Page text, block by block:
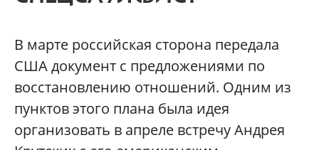
В марте российская сторона передала
США документ с предложениями по
восстановлению отношений. Одним из
пунктов этого плана была идея
организовать в апреле встречу Андрея